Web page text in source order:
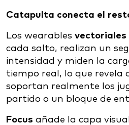
Catapulta conecta el
Los wearables vectoriales
cada salto, realizan un
intensidad y miden la
tiempo real, lo que revela
soportan realmente los
partido o un bloque de
Focus añade la capa